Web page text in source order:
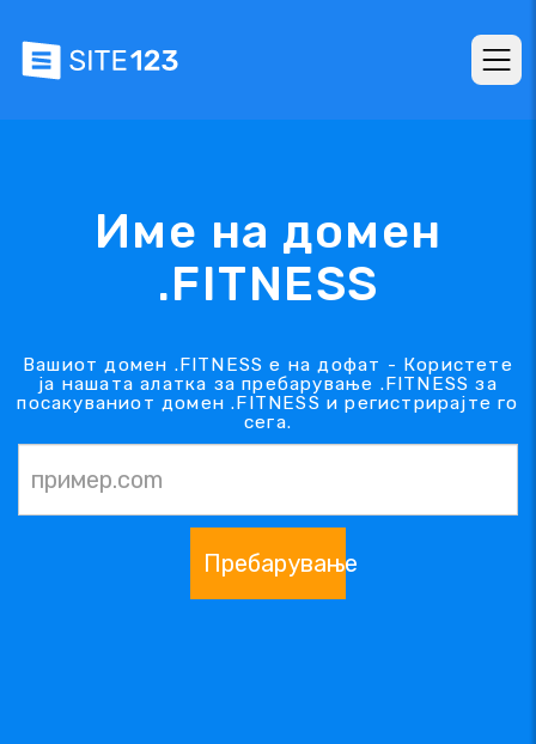
Име на домен
.FITNESS
Вашиот домен .FITNESS е на дофат - Користете
ја нашата алатка за пребарување .FITNESS за
посакуваниот домен .FITNESS и регистрирајте го
сега.
Пребарување